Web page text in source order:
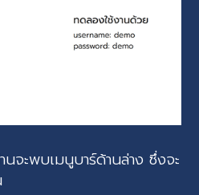
จะพบเมนูบาร์ด้านล่าง ซึ่งจะ